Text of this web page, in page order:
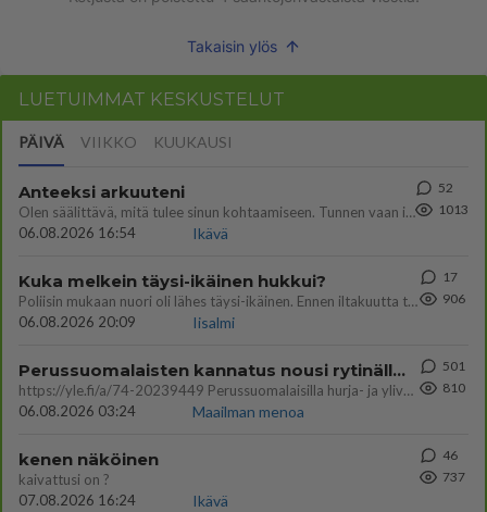
Takaisin ylös
LUETUIMMAT KESKUSTELUT
PÄIVÄ VIIKKO KUUKAUSI
Anteeksi arkuuteni
Olen säälittävä, mitä tulee sinun kohtaamiseen. Tunnen vaan itseni todella epävarmaksi sun kanssa. Jos minun olisi pitän
06.08.2026 16:54
Ikävä
52
1013
Kuka melkein täysi-ikäinen hukkui?
Poliisin mukaan nuori oli lähes täysi-ikäinen. Ennen iltakuutta tulleen ilmoituksen mukaan ihminen oli joutunut mahdoll
06.08.2026 20:09
Iisalmi
17
906
Perussuomalaisten kannatus nousi rytinällä Ylen tänään julkaisemassa tuoreimmassa gallup-kyselyssä.
https://yle.fi/a/74-20239449 Perussuomalaisilla hurja- ja ylivoimaisesti suurin nousu tässä uudessa Ylen gallupissa. Kyl
06.08.2026 03:24
Maailman menoa
501
810
kenen näköinen
kaivattusi on ?
07.08.2026 16:24
Ikävä
46
737